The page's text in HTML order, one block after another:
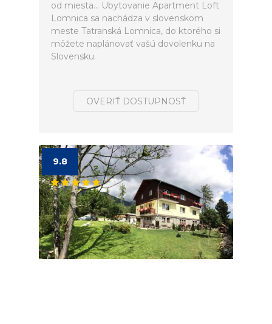
od miesta... Ubytovanie Apartment Loft
Lomnica sa nachádza v slovenskom
meste Tatranská Lomnica, do ktorého si
môžete naplánovať vašú dovolenku na
Slovensku.
OVERIŤ DOSTUPNOSŤ
9.8